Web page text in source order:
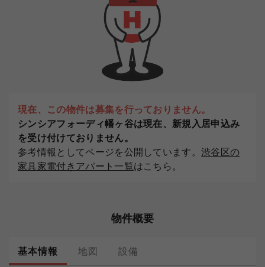
現在、この物件は募集を行っておりません。
シンシアフォーディ幡ヶ谷は現在、新規入居申込み
を受け付けておりません。
参考情報としてページを公開しています。渋谷区の
家具家電付きアパート一覧はこちら。
物件概要
基本情報 地図 設備